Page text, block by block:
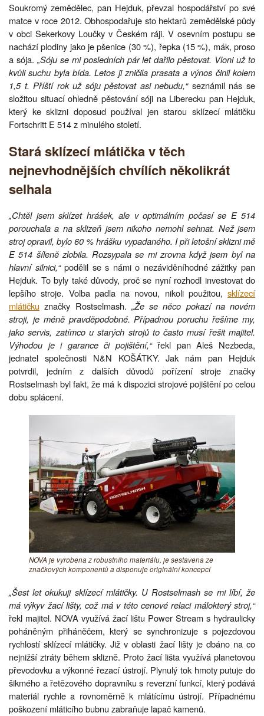
Soukromý zemědělec, pan Hejduk, převzal hospodářství po své
matce v roce 2012. Obhospodařuje sto hektarů zemědělské půdy
v obci Sekerkovy Loučky v Českém ráji. V osevním postupu se
nachází plodiny jako je pšenice (30 %), řepka (15 %), mák, proso
a sója. „Sóju se mi posledních pár let dařilo pěstovat. Vloni už to
kvůli suchu byla bída. Letos ji zničila prasata a výnos činil kolem
1,5 t. Příští rok už sóju pěstovat asi nebudu,“seznámil nás se
složitou situací ohledně pěstování sóji na Liberecku pan Hejduk,
který ke sklizni doposud používal jen starou sklízecí mlátičku
Fortschritt E 514 z minulého století.
Stará sklízecí mlátička v těch
nejnevhodnějších chvílích několikrát
selhala
„Chtěl jsem sklízet hrášek, ale v optimálním počasí se E 514
porouchala a na sklizeň jsem nikoho nemohl sehnat. Než jsem
stroj opravil, bylo 60 % hrášku vypadaného. I při letošní sklizni mě
E 514 šíleně zlobila. Rozsypala se mi zrovna když jsem byl na
hlavní silnici,“podělil se s námi o nezáviděníhodné zážitky pan
Hejduk. To byly také důvody, proč se nyní rozhodl investovat do
lepšího stroje. Volba padla na novou, nikoli použitou, sklízecí
mlátičku značky Rostselmash. „Že se něco pokazí na novém
stroji, je méně pravděpodobné. Případnou poruchu řešíme my,
jako servis, zatímco u starých strojů to často musí řešit majitel.
Výhodou je i garance či pojištění,“řekl pan Aleš Nezbeda,
jednatel společnosti N&N KOŠÁTKY. Jak nám pan Hejduk
potvrdil, jedním z dalších důvodů pořízení stroje značky
Rostselmash byl fakt, že má k dispozici strojové pojištění po celou
dobu splácení.
NOVA je vyrobena z robustního materiálu, je sestavena ze
značkových komponentů a disponuje originální koncepcí
„Šest let okukuji sklízecí mlátičky. U Rostselmash se mi líbí, že
má výkyv žací lišty, což má v této cenové relaci málokterý stroj,“
řekl majitel. NOVA využívá žací lištu Power Stream s hydraulicky
poháněným přiháněčem, který se synchronizuje s pojezdovou
rychlostí sklízecí mlátičky. Již v oblasti žací lišty je dbáno na co
nejnižší ztráty během sklizně. Proto žací lišta využívá planetovou
převodovku a výkonné řezací ústrojí. Plynulý tok hmoty putuje do
šikmého a řetězového dopravníku s reverzní funkcí, který podává
materiál rychle a rovnoměrně k mlátícímu ústrojí. Případnému
poškození mláticího bubnu zabraňuje lapač kamenů.